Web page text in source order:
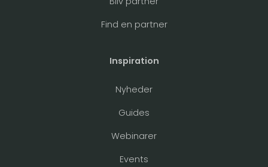
Find en partner
Inspiration
Nyheder
Guides
Webinarer
Events